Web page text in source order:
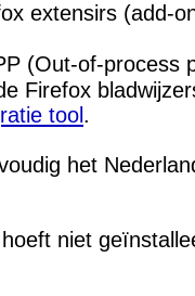
extensirs (add-
(Out-of-process
Firefox
tool .
het
niet